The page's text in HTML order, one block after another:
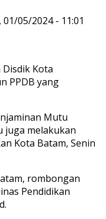
01/05/2024 - 11:01
Disdik Kota
PPDB yang
Mutu
juga melakukan
Kota Batam, Senin
rombongan
Pendidikan